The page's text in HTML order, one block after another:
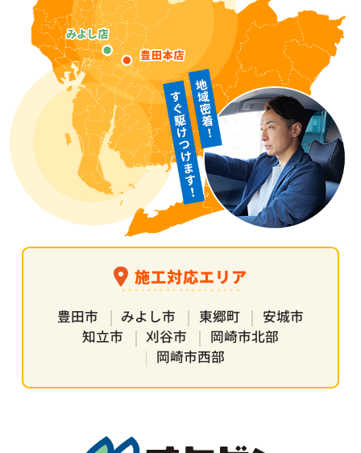
施工対応エリア
豊田市 みよし市 東郷町
安城市
知立市
刈谷市
岡崎市北部
岡崎市西部